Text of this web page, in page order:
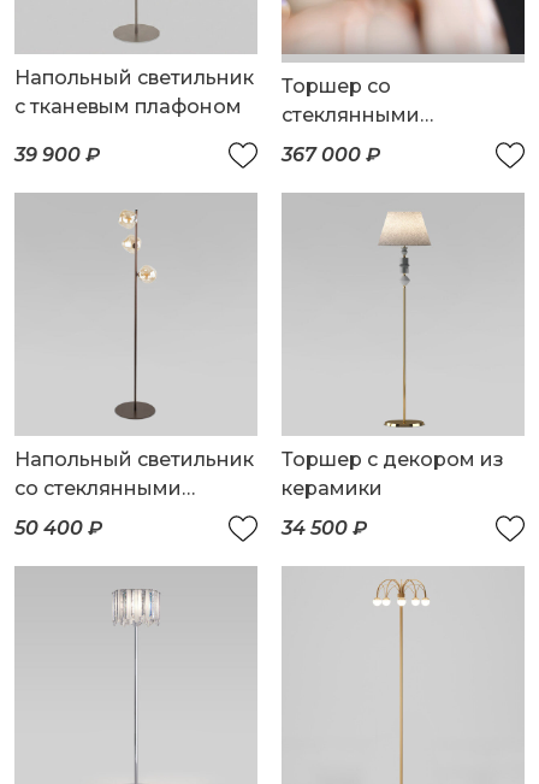
Напольный светильник
с тканевым плафоном
39 900 ₽
Торшер со
стеклянными
плафонами ручной
367 000 ₽
Напольный светильник
со стеклянными
плафонами
50 400 ₽
Торшер с декором из
керамики
34 500 ₽